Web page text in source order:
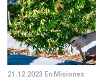
21.12.2023 En Misiones